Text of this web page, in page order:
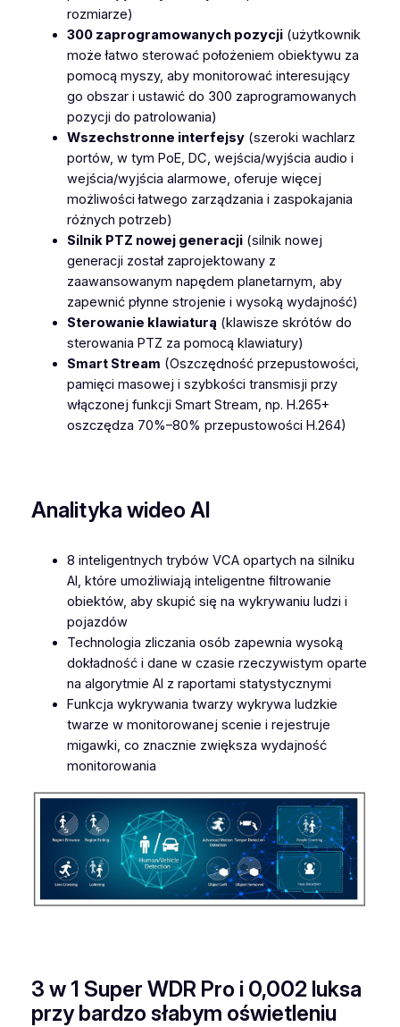
rozmiarze)
300 zaprogramowanych pozycji(użytkownik
może łatwo sterować położeniem obiektywu za
pomocą myszy, aby monitorować interesujący
go obszar i ustawić do 300 zaprogramowanych
pozycji do patrolowania)
Wszechstronne interfejsy(szeroki wachlarz
portów, w tym PoE, DC, wejścia/wyjścia audio i
wejścia/wyjścia alarmowe, oferuje więcej
możliwości łatwego zarządzania i zaspokajania
różnych potrzeb)
Silnik PTZ nowej generacji(silnik nowej
generacji został zaprojektowany z
zaawansowanym napędem planetarnym, aby
zapewnić płynne strojenie i wysoką wydajność)
Sterowanie klawiaturą (klawisze skrótów do
sterowania PTZ za pomocą klawiatury)
Smart Stream (Oszczędność przepustowości,
pamięci masowej i szybkości transmisji przy
włączonej funkcji Smart Stream, np. H.265+
oszczędza 70%–80% przepustowości H.264)
Analityka wideo AI
8 inteligentnych trybów VCA opartych na silniku
AI, które umożliwiają inteligentne filtrowanie
obiektów, aby skupić się na wykrywaniu ludzi i
pojazdów
Technologia zliczania osób zapewnia wysoką
dokładność i dane w czasie rzeczywistym oparte
na algorytmie AI z raportami statystycznymi
Funkcja wykrywania twarzy wykrywa ludzkie
twarze w monitorowanej scenie i rejestruje
migawki, co znacznie zwiększa wydajność
monitorowania
3 w 1 Super WDR Pro i 0,002 luksa
przy bardzo słabym oświetleniu